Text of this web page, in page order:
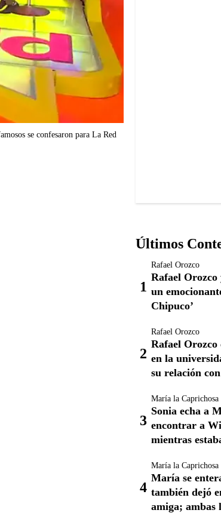
se confesaron para La Red
Últimos
Rafael Orozco
Rafael
un
Chipuco’
Rafael Orozco
Rafael Orozco
en la
su relación
María la Caprichosa
Sonia echa a
encontrar a
mientras
María la Caprichosa
María se
también dejó
amiga; ambas